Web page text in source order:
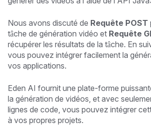
Nous avons discuté de Requête POST
tâche de génération vidéo et Requête
récupérer les résultats de la tâche. En
vous pouvez intégrer facilement la
vos applications.
Eden AI fournit une plate-forme
la génération de vidéos, et avec
lignes de code, vous pouvez intégrer
à vos propres projets.